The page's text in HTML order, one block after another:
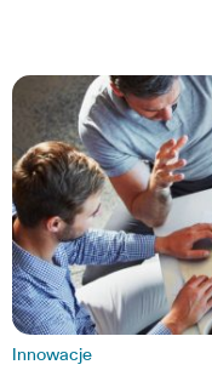
Innowacje